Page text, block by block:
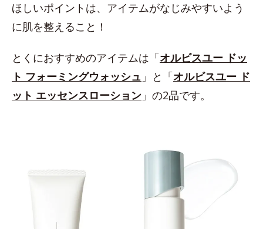
ほしいポイントは、アイテムがなじみやすいよう
に肌を整えること！
とくにおすすめのアイテムは「オルビスユー ドッ
ト フォーミングウォッシュ 」と「オルビスユー ド
ット エッセンスローション 」の2品です。